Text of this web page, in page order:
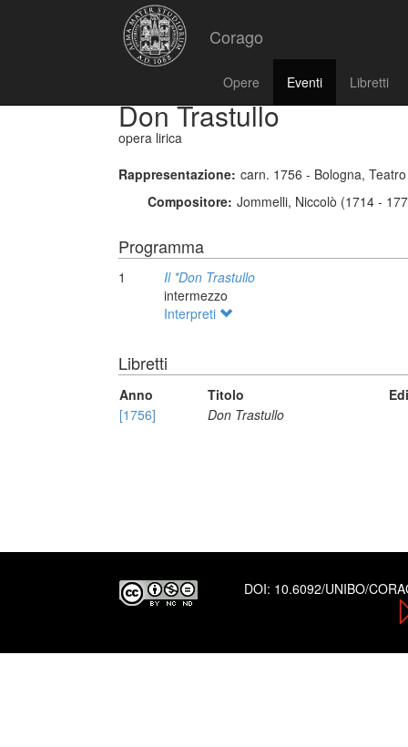
Corago
Opere Eventi Libretti
Don Trastullo
opera lirica
Rappresentazione: carn. 1756 - Bologna,
Compositore: Jommelli, Niccolò (1714 -
Programma
1
Il *Don Trastullo
intermezzo
Interpreti
Libretti
Anno Titolo
[1756]
Don Trastullo
DOI: 10.6092/UNIBO/